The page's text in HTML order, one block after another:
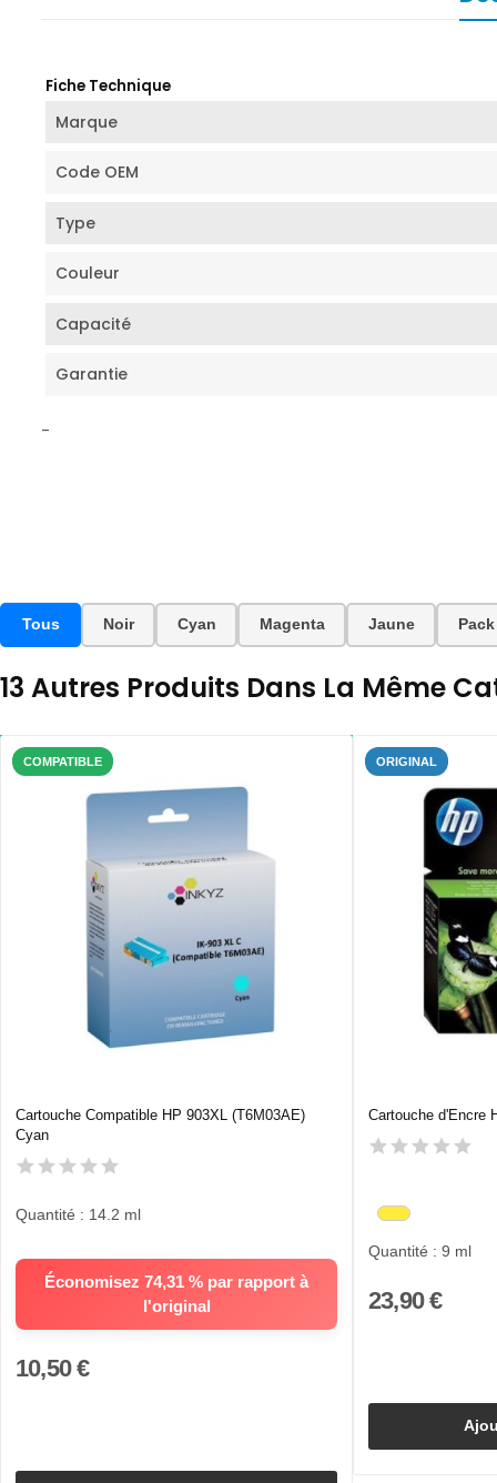
Fiche Technique
Marque
Code OEM
Type
Couleur
Capacité
Garantie
-
Tous Noir Cyan Magenta Jaune Pack
13 Autres Produits Dans La Même
COMPATIBLE
Cartouche Compatible HP 903XL (T6M03AE)
Cyan
Économisez 74,31 % par rapport à
l'original
Quantité : 14.2 ml
10,50 €
ORIGINAL
Cartouche d'Encre
Quantité : 9 ml
23,90 €